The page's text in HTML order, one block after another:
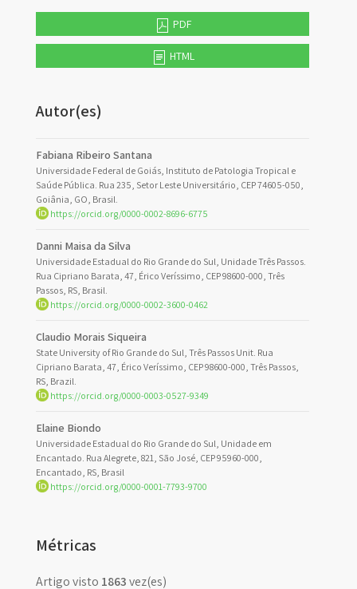
PDF
HTML
Autor(es)
Fabiana Ribeiro Santana
Universidade Federal de Goiás, Instituto de Patologia Tropical e
Saúde Pública. Rua 235, Setor Leste Universitário, CEP 74605-050,
Goiânia, GO, Brasil.
https://orcid.org/0000-0002-8696-6775
Danni Maisa da Silva
Universidade Estadual do Rio Grande do Sul, Unidade Três Passos.
Rua Cipriano Barata, 47, Érico Veríssimo, CEP 98600-000, Três
Passos, RS, Brasil.
https://orcid.org/0000-0002-3600-0462
Claudio Morais Siqueira
State University of Rio Grande do Sul, Três Passos Unit. Rua
Cipriano Barata, 47, Érico Veríssimo, CEP 98600-000, Três Passos,
RS, Brazil.
https://orcid.org/0000-0003-0527-9349
Elaine Biondo
Universidade Estadual do Rio Grande do Sul, Unidade em
Encantado. Rua Alegrete, 821, São José, CEP 95960-000,
Encantado, RS, Brasil
https://orcid.org/0000-0001-7793-9700
Métricas
Artigo visto 1863vez(es)